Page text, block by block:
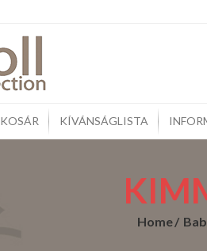
Pénztárcák, Kulcstartók,
KOSÁR KÍVÁNSÁGLISTA
Home